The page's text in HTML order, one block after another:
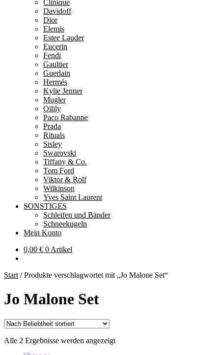
Clinique
Davidoff
Dior
Elemis
Estee Lauder
Eucerin
Fendi
Gaultier
Guerlain
Hermés
Kylie Jenner
Mugler
Oilily
Paco Rabanne
Prada
Rituals
Sisley
Swarovski
Tiffany & Co.
Tom Ford
Viktor & Rolf
Wilkinson
Yves Saint Laurent
SONSTIGES
Schleifen und Bänder
Schneekugeln
Mein Konto
0,00 € 0 Artikel
Start /Produkte verschlagwortet mit „Jo Malone Set“
Jo Malone Set
Alle 2 Ergebnisse werden angezeigtNach